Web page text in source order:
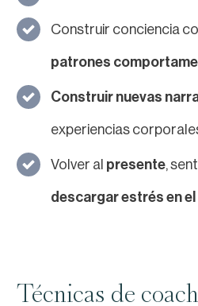
Construir conciencia
patrones
Construir nuevas
experiencias
Volver al presente,
descargar estrés en
Técnicas de